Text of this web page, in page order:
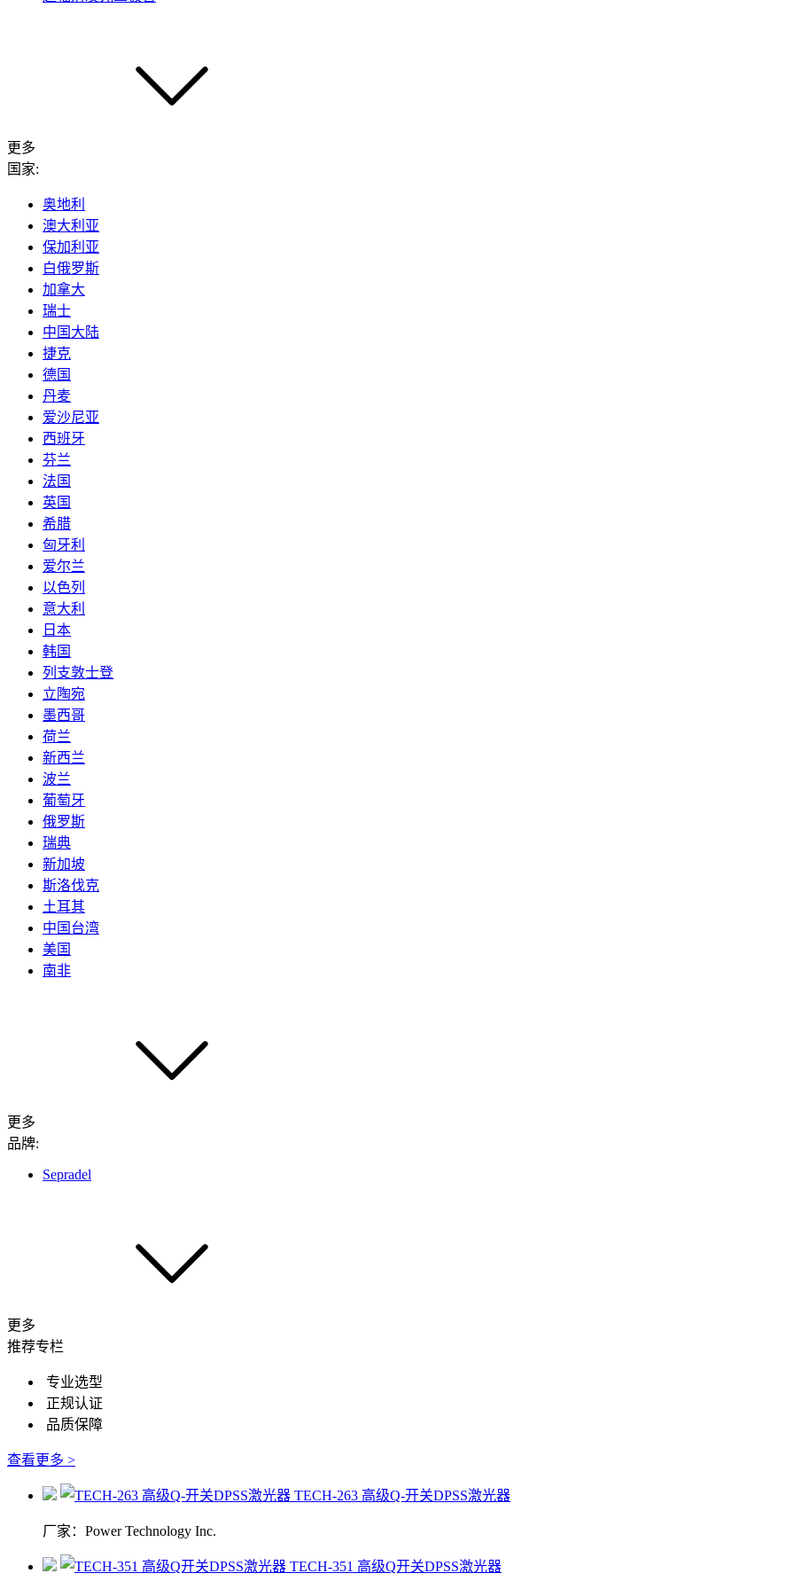
更多
国家:
奥地利
澳大利亚
保加利亚
白俄罗斯
加拿大
瑞士
中国大陆
捷克
德国
丹麦
爱沙尼亚
西班牙
芬兰
法国
英国
希腊
匈牙利
爱尔兰
以色列
意大利
日本
韩国
列支敦士登
立陶宛
墨西哥
荷兰
新西兰
波兰
葡萄牙
俄罗斯
瑞典
新加坡
斯洛伐克
土耳其
中国台湾
美国
南非
更多
品牌:
Sepradel
更多
推荐专栏
专业选型
正规认证
品质保障
查看更多 >
TECH-263 高级Q-开关DPSS激光器
厂家：Power Technology Inc.
TECH-351 高级Q开关DPSS激光器